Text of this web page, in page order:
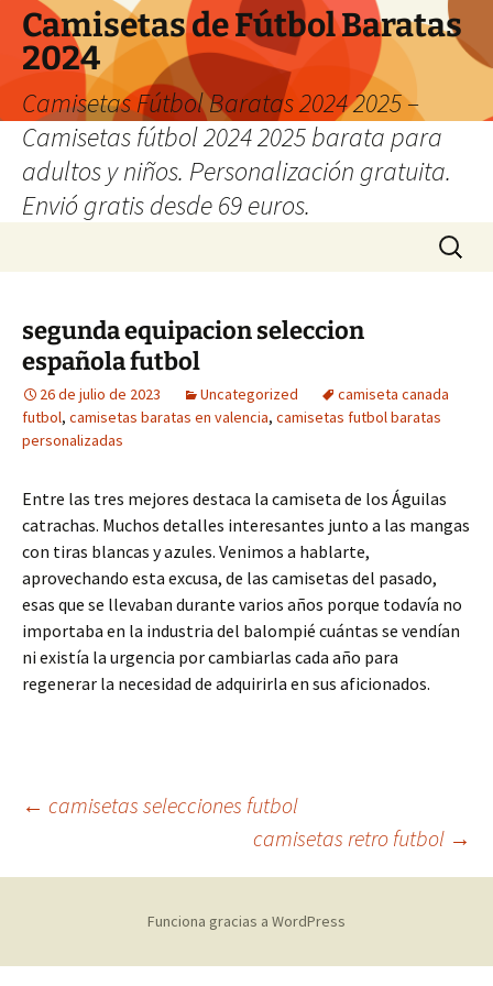
Camisetas de Fútbol Baratas
2024
Camisetas Fútbol Baratas 2024 2025 –
Camisetas fútbol 2024 2025 barata para
adultos y niños. Personalización gratuita.
Envió gratis desde 69 euros.
Buscar:
segunda equipacion seleccion
española futbol
26 de julio de 2023 Uncategorized
camiseta canada
futbol, camisetas baratas en valencia, camisetas futbol baratas
personalizadas
Entre las tres mejores destaca la camiseta de los Águilas
catrachas. Muchos detalles interesantes junto a las mangas
con tiras blancas y azules. Venimos a hablarte,
aprovechando esta excusa, de las camisetas del pasado,
esas que se llevaban durante varios años porque todavía no
importaba en la industria del balompié cuántas se vendían
ni existía la urgencia por cambiarlas cada año para
regenerar la necesidad de adquirirla en sus aficionados.
Navegación
de
entradas
← camisetas selecciones futbol
camisetas retro futbol →
Funciona gracias a WordPress